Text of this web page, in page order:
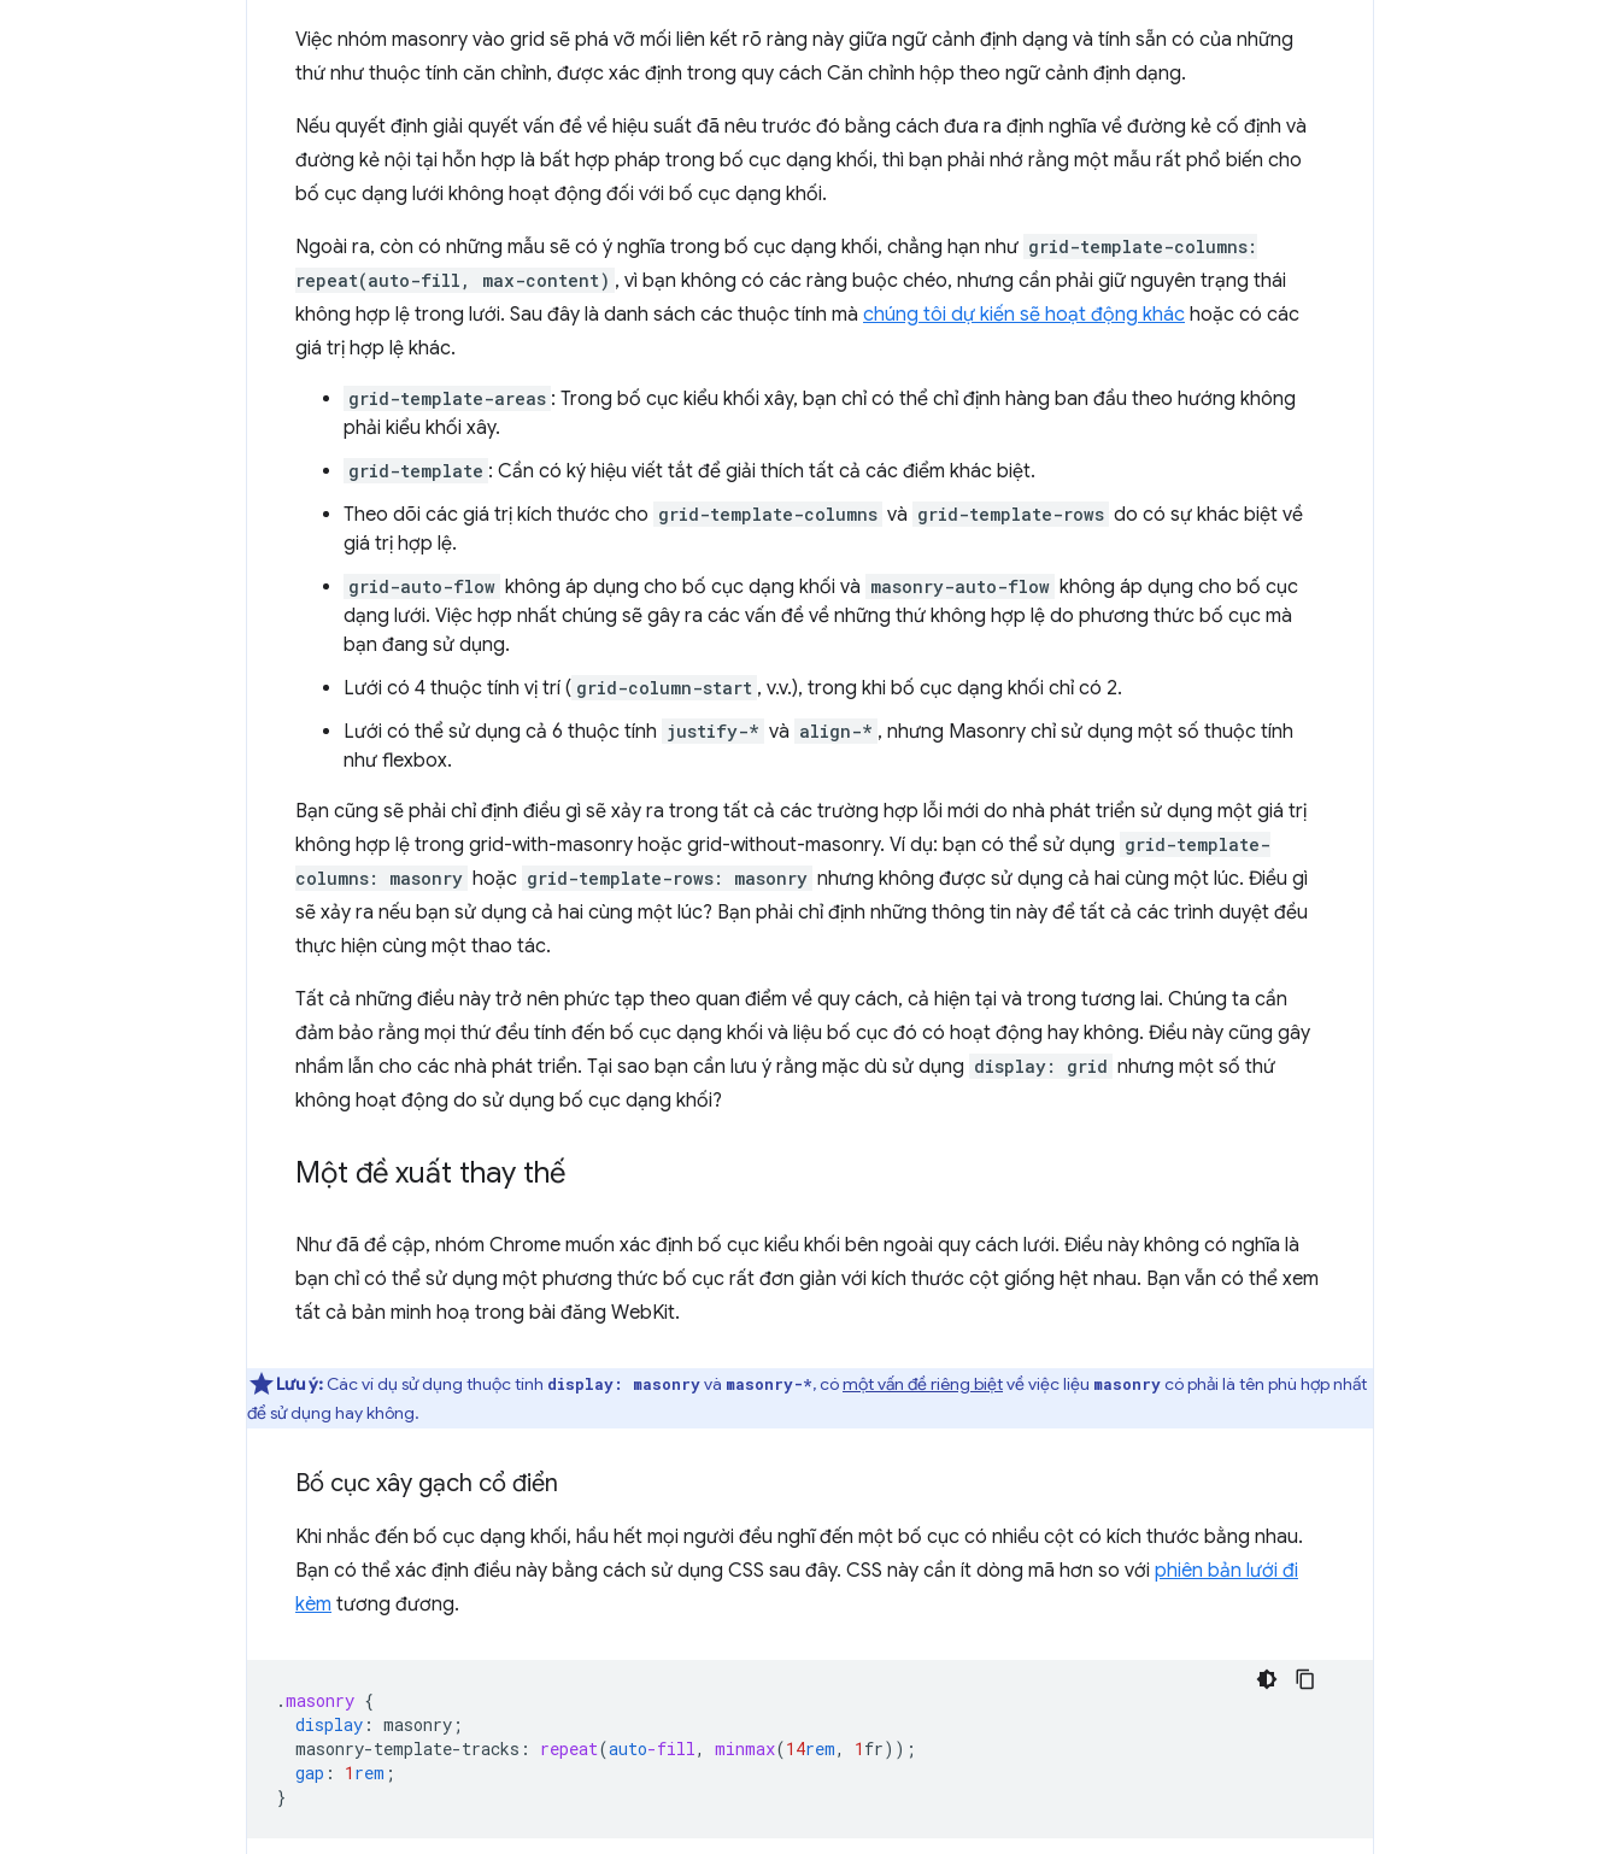
Việc nhóm masonry vào grid sẽ phá vỡ mối liên kết rõ ràng này giữa ngữ cảnh định dạng và tính sẵn có của những
thứ như thuộc tính căn chỉnh, được xác định trong quy cách Căn chỉnh hộp theo ngữ cảnh định dạng.
Nếu quyết định giải quyết vấn đề về hiệu suất đã nêu trước đó bằng cách đưa ra định nghĩa về đường kẻ cố định và
đường kẻ nội tại hỗn hợp là bất hợp pháp trong bố cục dạng khối, thì bạn phải nhớ rằng một mẫu rất phổ biến cho
bố cục dạng lưới không hoạt động đối với bố cục dạng khối.
Ngoài ra, còn có những mẫu sẽ có ý nghĩa trong bố cục dạng khối, chẳng hạn như grid-template-columns:
repeat(auto-fill, max-content) , vì bạn không có các ràng buộc chéo, nhưng cần phải giữ nguyên trạng thái
không hợp lệ trong lưới. Sau đây là danh sách các thuộc tính mà chúng tôi dự kiến sẽ hoạt động khác hoặc có các
giá trị hợp lệ khác.
grid-template-areas : Trong bố cục kiểu khối xây, bạn chỉ có thể chỉ định hàng ban đầu theo hướng không
phải kiểu khối xây.
grid-template : Cần có ký hiệu viết tắt để giải thích tất cả các điểm khác biệt.
Theo dõi các giá trị kích thước cho grid-template-columns và grid-template-rows do có sự khác biệt về
giá trị hợp lệ.
grid-auto-flow không áp dụng cho bố cục dạng khối và masonry-auto-flow không áp dụng cho bố cục
dạng lưới. Việc hợp nhất chúng sẽ gây ra các vấn đề về những thứ không hợp lệ do phương thức bố cục mà
bạn đang sử dụng.
Lưới có 4 thuộc tính vị trí ( grid-column-start , v.v.), trong khi bố cục dạng khối chỉ có 2.
Lưới có thể sử dụng cả 6 thuộc tính justify-* và align-* , nhưng Masonry chỉ sử dụng một số thuộc tính
như flexbox.
Bạn cũng sẽ phải chỉ định điều gì sẽ xảy ra trong tất cả các trường hợp lỗi mới do nhà phát triển sử dụng một giá trị
không hợp lệ trong grid-with-masonry hoặc grid-without-masonry. Ví dụ: bạn có thể sử dụng grid-template-
columns: masonry hoặc grid-template-rows: masonry nhưng không được sử dụng cả hai cùng một lúc. Điều gì
sẽ xảy ra nếu bạn sử dụng cả hai cùng một lúc? Bạn phải chỉ định những thông tin này để tất cả các trình duyệt đều
thực hiện cùng một thao tác.
Tất cả những điều này trở nên phức tạp theo quan điểm về quy cách, cả hiện tại và trong tương lai. Chúng ta cần
đảm bảo rằng mọi thứ đều tính đến bố cục dạng khối và liệu bố cục đó có hoạt động hay không. Điều này cũng gây
nhầm lẫn cho các nhà phát triển. Tại sao bạn cần lưu ý rằng mặc dù sử dụng display: grid nhưng một số thứ
không hoạt động do sử dụng bố cục dạng khối?
Một đề xuất thay thế
Như đã đề cập, nhóm Chrome muốn xác định bố cục kiểu khối bên ngoài quy cách lưới. Điều này không có nghĩa là
bạn chỉ có thể sử dụng một phương thức bố cục rất đơn giản với kích thước cột giống hệt nhau. Bạn vẫn có thể xem
tất cả bản minh hoạ trong bài đăng WebKit.
Lưu ý: Các ví dụ sử dụng thuộc tính display: masonryvà masonry-*, cómột vấn đề riêng biệtvề việc liệu masonrycó phải là tên phù hợp nhất
để sử dụng hay không.
Bố cục xây gạch cổ điển
Khi nhắc đến bố cục dạng khối, hầu hết mọi người đều nghĩ đến một bố cục có nhiều cột có kích thước bằng nhau.
Bạn có thể xác định điều này bằng cách sử dụng CSS sau đây. CSS này cần ít dòng mã hơn so với phiên bản lưới đi
kèm tương đương.
.masonry {
display : masonry ;
masonry-template-tracks : repeat(auto-fill, minmax(14rem, 1 fr));
gap : 1 rem ;
}